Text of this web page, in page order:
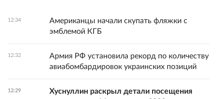
12:34
Американцы начали скупать фляжки с
эмблемой КГБ
12:32
Армия РФ установила рекорд по количеству
авиабомбардировок украинских позиций
12:29
Хуснуллин раскрыл детали посещения